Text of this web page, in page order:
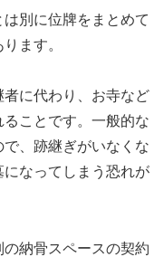
別に位牌をまとめて
ます。
に代わり、お寺など
ことです。一般的な
、跡継ぎがいなくな
なってしまう恐れが
納骨スペースの契約